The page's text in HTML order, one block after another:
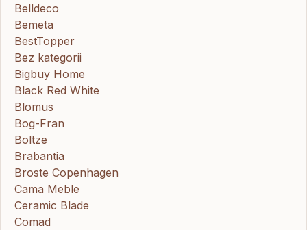
Belldeco
Bemeta
BestTopper
Bez kategorii
Bigbuy Home
Black Red White
Blomus
Bog-Fran
Boltze
Brabantia
Broste Copenhagen
Cama Meble
Ceramic Blade
Comad